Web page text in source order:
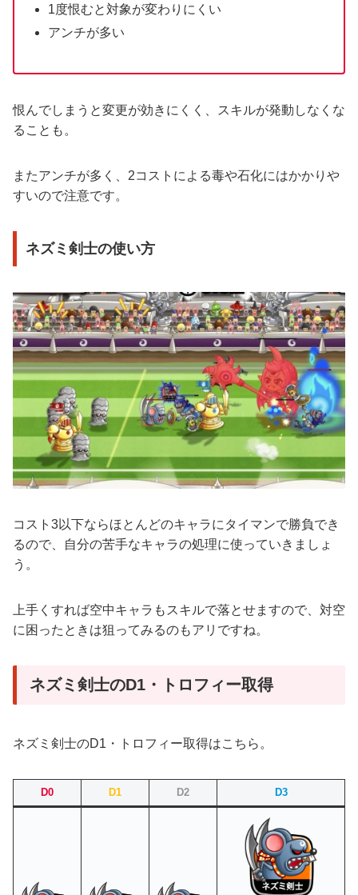
1度恨むと対象が変わりにくい
アンチが多い
恨んでしまうと変更が効きにくく、スキルが発動しなくな
ることも。
またアンチが多く、2コストによる毒や石化にはかかりや
すいので注意です。
ネズミ剣士の使い方
コスト3以下ならほとんどのキャラにタイマンで勝負でき
るので、自分の苦手なキャラの処理に使っていきましょ
う。
上手くすれば空中キャラもスキルで落とせますので、対空
に困ったときは狙ってみるのもアリですね。
ネズミ剣士のD1・トロフィー取得
ネズミ剣士のD1・トロフィー取得はこちら。
D0 D1 D2 D3